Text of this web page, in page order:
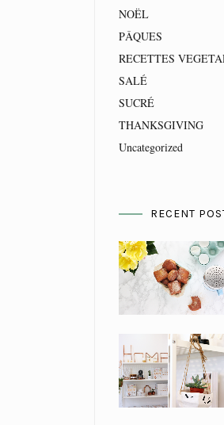
NOËL
PÂQUES
RECETTES
SALÉ
SUCRÉ
THANKSGIVING
Uncategorized
RECENT